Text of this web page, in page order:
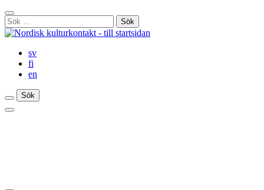
Gå
till
innehåll
Stäng
sökfält
Sök
efter:
sv
fi
en
Sök
Sök
Sök
Huvudmeny